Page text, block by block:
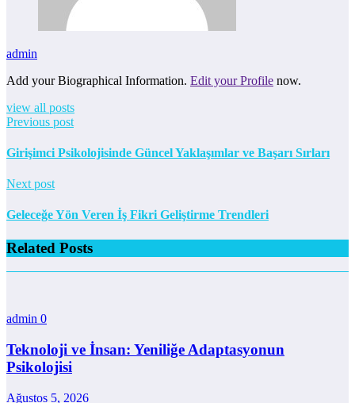
admin
Add your Biographical Information. Edit your Profile now.
view all posts
Previous post
Girişimci Psikolojisinde Güncel Yaklaşımlar ve Başarı Sırları
Next post
Geleceğe Yön Veren İş Fikri Geliştirme Trendleri
Related Posts
admin 0
Teknoloji ve İnsan: Yeniliğe Adaptasyonun
Psikolojisi
Ağustos 5, 2026